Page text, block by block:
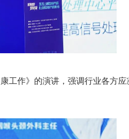
工作》的演讲，强调行业各方